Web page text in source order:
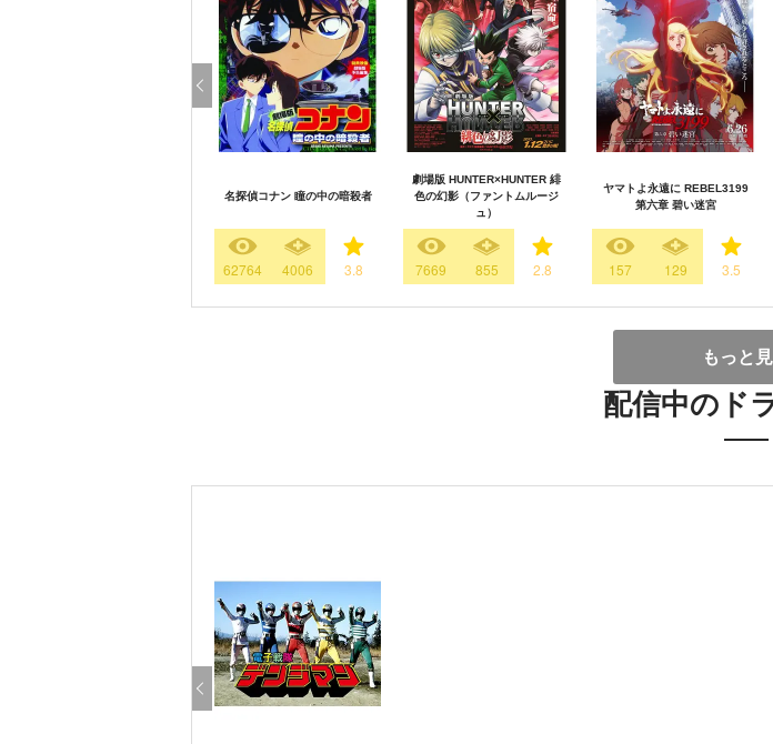
名探偵コナン 瞳の中の暗殺者
62764 4006 3.8
劇場版 HUNTER×HUNTER 緋
色の幻影（ファントムルージ
ュ）
7669 855 2.8
ヤマトよ永遠に REBEL3199
第六章 碧い迷宮
157 129 3.5
もっと
配信中のド